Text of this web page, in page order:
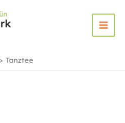
Tanztee